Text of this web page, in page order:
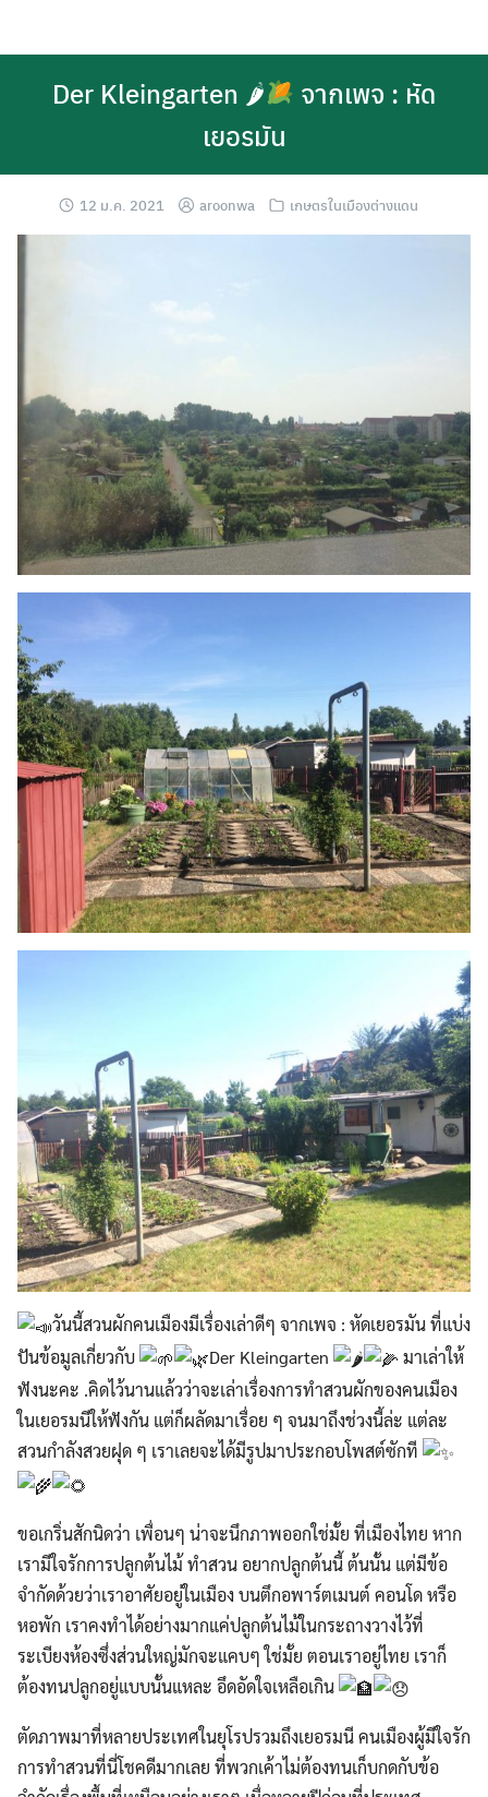
Der Kleingarten 🌶
จากเพจ : หัด
เยอรมัน
12 ม.ค. 2021 aroonwa เกษตรในเมืองต่างแดน
วันนี้สวนผักคนเมืองมีเรื่องเล่าดีๆ จากเพจ : หัดเยอรมัน ที่แบ่ง
ปันข้อมูลเกี่ยวกับ
Der Kleingarten
มาเล่าให้
ฟังนะคะ .คิดไว้นานแล้วว่าจะเล่าเรื่องการทำสวนผักของคนเมือง
ในเยอรมนีให้ฟังกัน แต่ก็ผลัดมาเรื่อย ๆ จนมาถึงช่วงนี้ล่ะ แต่ละ
สวนกำลังสวยฝุด ๆ เราเลยจะได้มีรูปมาประกอบโพสต์ซักที
ขอเกริ่นสักนิดว่า เพื่อนๆ น่าจะนึกภาพออกใช่มั้ย ที่เมืองไทย หาก
เรามีใจรักการปลูกต้นไม้ ทำสวน อยากปลูกต้นนี้ ต้นนั้น แต่มีข้อ
จำกัดด้วยว่าเราอาศัยอยู่ในเมือง บนตึกอพาร์ตเมนต์ คอนโด หรือ
หอพัก เราคงทำได้อย่างมากแค่ปลูกต้นไม้ในกระถางวางไว้ที่
ระเบียงห้องซึ่งส่วนใหญ่มักจะแคบๆ ใช่มั้ย ตอนเราอยู่ไทย เราก็
ต้องทนปลูกอยู่แบบนั้นแหละ อึดอัดใจเหลือเกิน
ตัดภาพมาที่หลายประเทศในยุโรปรวมถึงเยอรมนี คนเมืองผู้มีใจรัก
การทำสวนที่นี่โชคดีมากเลย ที่พวกเค้าไม่ต้องทนเก็บกดกับข้อ